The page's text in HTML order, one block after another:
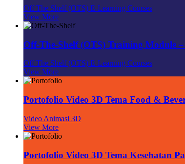
Off The Shelf (OTS) E-Learning Courses
View More
Off-The-Shelf (OTS) Training Module
Off The Shelf (OTS) E-Learning Courses
View More
Portofolio Video 3D Tema Food &
Video Animasi 3D
View More
Portofolio Video 3D Tema Kesehatan